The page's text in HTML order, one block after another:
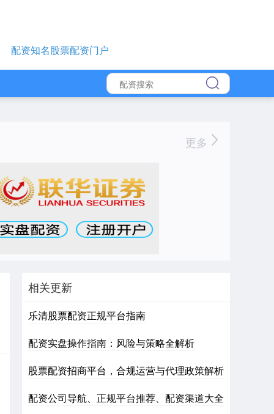
配资知名股票配资门户
更多
相关更新
乐清股票配资正规平台指南
配资实盘操作指南：风险与策略全解析
股票配资招商平台，合规运营与代理政策解析
配资公司导航、正规平台推荐、配资渠道大全